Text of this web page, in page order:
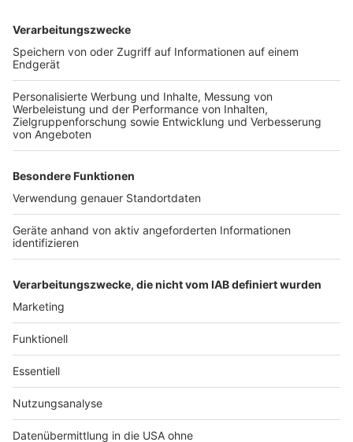
(norbert.szyszka@fvm.de
Webseite des Fußballkreises:www.schiri-werden.de
Weitere Themen von Rhein und Erft
Viele junge Vögel im Tierheim Bergheim
Gesperrte A565-Brücke: Ergebnisse in den
nächsten zwei Wochen
Bergheim: RWE erweitert Windpark
Anzeige
Anzeige